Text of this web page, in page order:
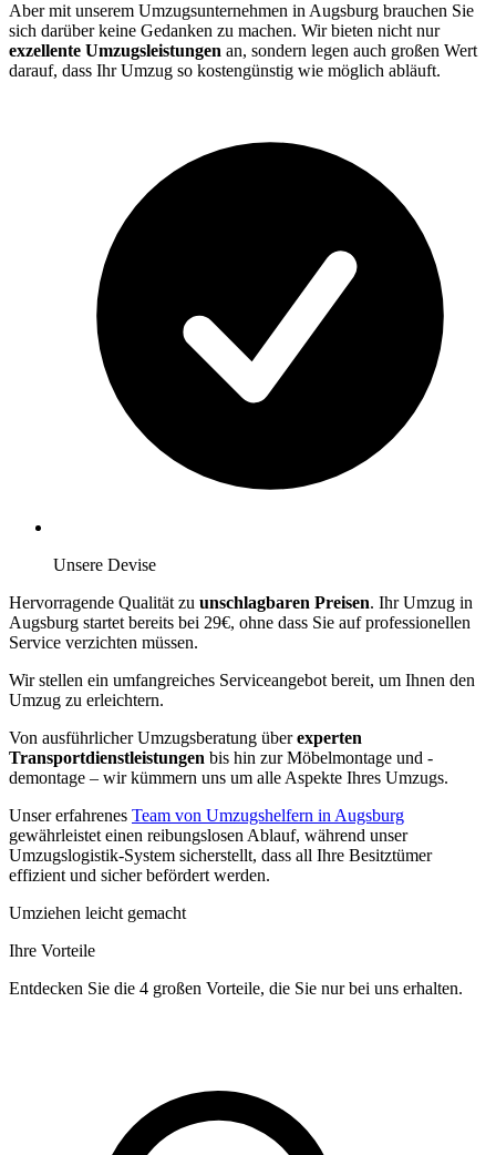
Aber mit unserem Umzugsunternehmen in Augsburg brauchen Sie
sich darüber keine Gedanken zu machen. Wir bieten nicht nur
exzellente Umzugsleistungen an, sondern legen auch großen Wert
darauf, dass Ihr Umzug so kostengünstig wie möglich abläuft.
Unsere Devise
Hervorragende Qualität zu unschlagbaren Preisen. Ihr Umzug in
Augsburg startet bereits bei 29€, ohne dass Sie auf professionellen
Service verzichten müssen.
Wir stellen ein umfangreiches Serviceangebot bereit, um Ihnen den
Umzug zu erleichtern.
Von ausführlicher Umzugsberatung überexperten
Transportdienstleistungen bis hin zur Möbelmontage und -
demontage – wir kümmern uns um alle Aspekte Ihres Umzugs.
Unser erfahrenes Team von Umzugshelfern in Augsburg
gewährleistet einen reibungslosen Ablauf, während unser
Umzugslogistik-System sicherstellt, dass all Ihre Besitztümer
effizient und sicher befördert werden.
Umziehen leicht gemacht
Ihre Vorteile
Entdecken Sie die 4 großen Vorteile, die Sie nur bei uns erhalten.